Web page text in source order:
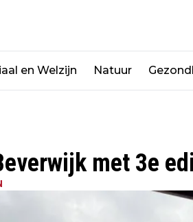
en Welzijn Natuur
met 3e